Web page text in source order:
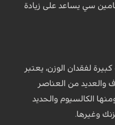
سي يساعد على زيادة
لفقدان الوزن، يعتبر
والعديد من العناصر
الكالسيوم والحديد
وغيرها.